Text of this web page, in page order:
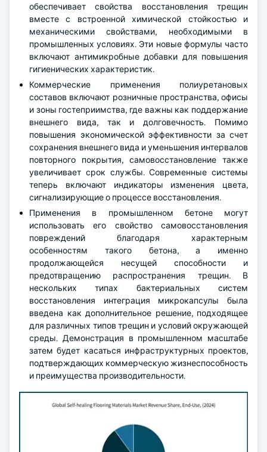
обеспечивает свойства восстановления трещин
вместе с встроенной химической стойкостью и
механическими свойствами, необходимыми в
промышленных условиях. Эти новые формулы часто
включают антимикробные добавки для повышения
гигиенических характеристик.
Коммерческие применения полиуретановых
составов включают розничные пространства, офисы
и зоны гостеприимства, где важны как поддержание
внешнего вида, так и долговечность. Помимо
повышения экономической эффективности за счет
сохранения внешнего вида и уменьшения интервалов
повторного покрытия, самовосстановление также
увеличивает срок службы. Современные системы
теперь включают индикаторы изменения цвета,
сигнализирующие о процессе восстановления.
Применения в промышленном бетоне могут
использовать его свойство самовосстановления
повреждений благодаря характерным
особенностям такого бетона, а именно
продолжающейся несущей способности и
предотвращению распространения трещин. В
нескольких типах бактериальных систем
восстановления интеграция микрокапсулы была
введена как дополнительное решение, подходящее
для различных типов трещин и условий окружающей
среды. Демонстрация в промышленном масштабе
затем будет касаться инфраструктурных проектов,
подтверждающих коммерческую жизнеспособность
и преимущества производительности.